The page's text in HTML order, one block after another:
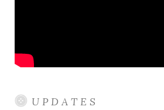
U P D A T E S